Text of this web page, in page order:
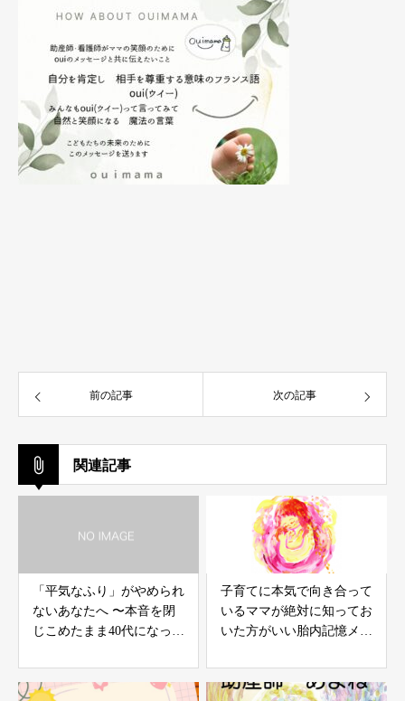
前の記事 次の記事
関連記事
「平気なふり」がやめられ
ないあなたへ 〜本音を閉
じこめたまま40代になった
子育てに本気で向き合って
いるママが絶対に知ってお
いた方がいい胎内記憶メソ